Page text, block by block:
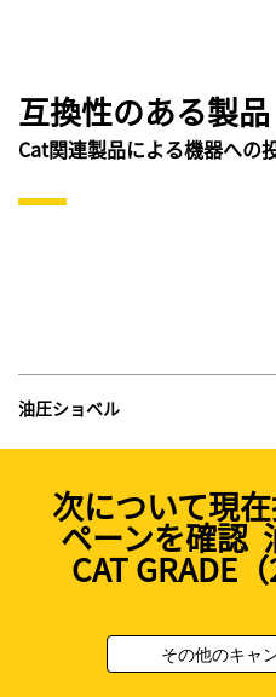
互換性のある製品
Cat関連製品による機器への
油圧ショベル
次について現
ペーンを確認
CAT GRADE
その他のキャ